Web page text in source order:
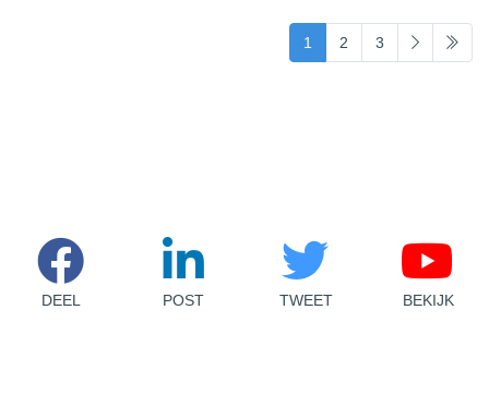
1 (current)
2 3
DEEL POST TWEET BEKIJK